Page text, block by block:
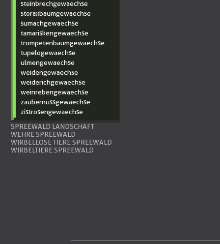
steinbrechgewaechse
storaxbaumgewaechse
sumachgewaechse
tamariskengewaechse
trompetenbaumgewaechse
tupelogewaechse
ulmengewaechse
weidengewaechse
weiderichgewaechse
weinrebengewaechse
zaubernussgewaechse
zistrosengewaechse
SPREEWALD LANDSCHAFT
WEHRE SPREEWALD
WIRBELLOSE TIERE SPREEWALD
WIRBELTIERE SPREEWALD